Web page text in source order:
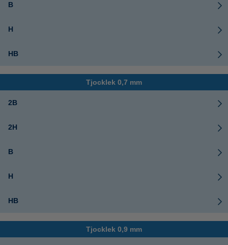
B
H
HB
Tjocklek 0,7 mm
2B
2H
B
H
HB
Tjocklek 0,9 mm